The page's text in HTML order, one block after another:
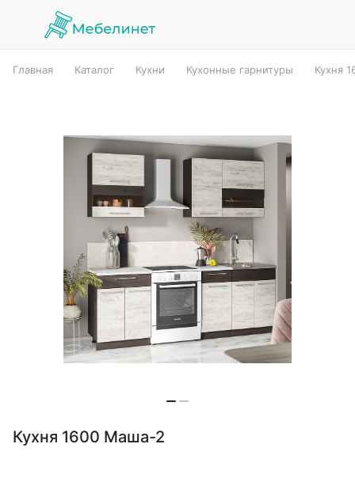
Главная Каталог Кухни Кухонные гарнитуры Кухня
Кухня 1600 Маша-2